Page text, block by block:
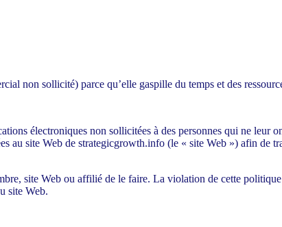
non sollicité) parce qu’elle gaspille du temps et des
électroniques non sollicitées à des personnes qui ne leur
au site Web de strategicgrowth.info (le « site Web ») afin de
site Web ou affilié de le faire. La violation de cette
site Web.